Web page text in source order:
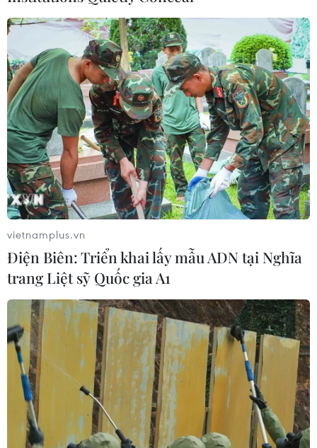
#Hà Nội ngập úng #Bão số 10
#Mưa to
#Hoàn lưu bão số 10
TP. Hà Nội
TIN LIÊN QUAN
vietnamplus.vn
Điện Biên: Triển khai lấy mẫu ADN tại Nghĩa
trang Liệt sỹ Quốc gia A1